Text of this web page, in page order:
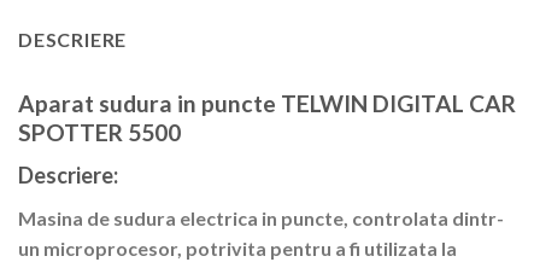
DESCRIERE
Aparat sudura in puncte TELWIN DIGITAL CAR
SPOTTER 5500
Descriere:
Masina de sudura electrica in puncte, controlata dintr-
un microprocesor, potrivita pentru a fi utilizata la